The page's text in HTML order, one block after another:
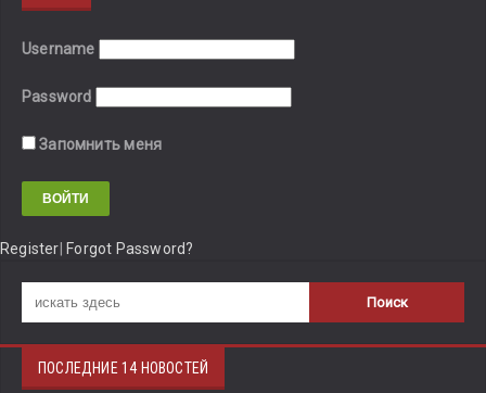
Username
Password
Запомнить меня
Register Forgot Password?
ПОСЛЕДНИЕ 14 НОВОСТЕЙ